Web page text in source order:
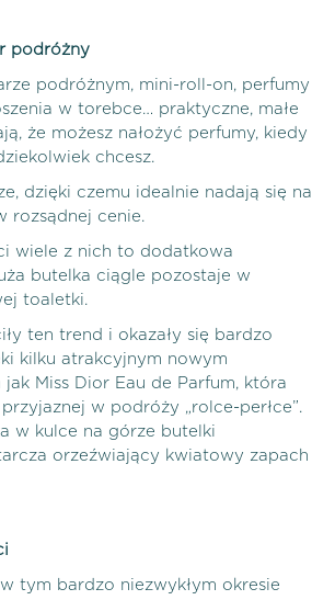
podróżny
podróżnym, mini-roll-on, perfumy
w torebce… praktyczne, małe
że możesz nałożyć perfumy, kiedy
chcesz.
dzięki czemu idealnie nadają się na
rozsądnej cenie.
wiele z nich to dodatkowa
butelka ciągle pozostaje w
toaletki.
ten trend i okazały się bardzo
kilku atrakcyjnym nowym
Miss Dior Eau de Parfum, która
w podróży „rolce-perłce”.
w kulce na górze butelki
orzeźwiający kwiatowy zapach
tym bardzo niezwykłym okresie